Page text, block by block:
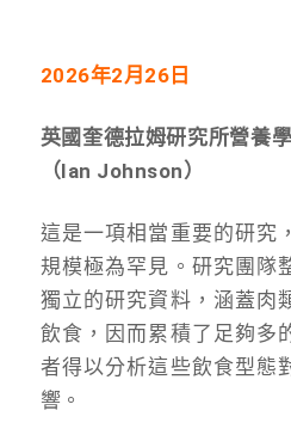
2026年2月26日
英國奎德拉姆研究所營養
（Ian Johnson）
這是一項相當重要的研究
規模極為罕見。研究團隊
獨立的研究資料，涵蓋肉
飲食，因而累積了足夠多
者得以分析這些飲食型態
響。